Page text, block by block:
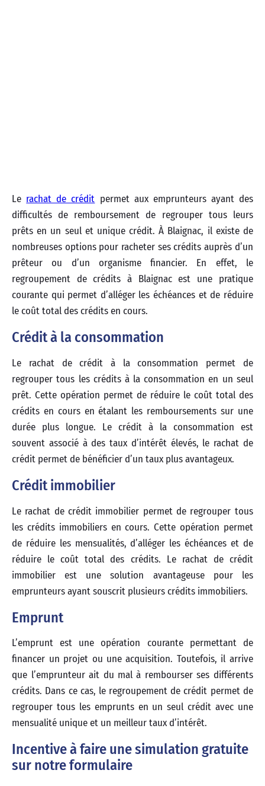
Le rachat de crédit permet aux emprunteurs ayant des
difficultés de remboursement de regrouper tous leurs
prêts en un seul et unique crédit. À Blaignac, il existe de
nombreuses options pour racheter ses crédits auprès d’un
prêteur ou d’un organisme financier. En effet, le
regroupement de crédits à Blaignac est une pratique
courante qui permet d’alléger les échéances et de réduire
le coût total des crédits en cours.
Crédit à la consommation
Le rachat de crédit à la consommation permet de
regrouper tous les crédits à la consommation en un seul
prêt. Cette opération permet de réduire le coût total des
crédits en cours en étalant les remboursements sur une
durée plus longue. Le crédit à la consommation est
souvent associé à des taux d’intérêt élevés, le rachat de
crédit permet de bénéficier d’un taux plus avantageux.
Crédit immobilier
Le rachat de crédit immobilier permet de regrouper tous
les crédits immobiliers en cours. Cette opération permet
de réduire les mensualités, d’alléger les échéances et de
réduire le coût total des crédits. Le rachat de crédit
immobilier est une solution avantageuse pour les
emprunteurs ayant souscrit plusieurs crédits immobiliers.
Emprunt
L’emprunt est une opération courante permettant de
financer un projet ou une acquisition. Toutefois, il arrive
que l’emprunteur ait du mal à rembourser ses différents
crédits. Dans ce cas, le regroupement de crédit permet de
regrouper tous les emprunts en un seul crédit avec une
mensualité unique et un meilleur taux d’intérêt.
Incentive à faire une simulation gratuite
sur notre formulaire